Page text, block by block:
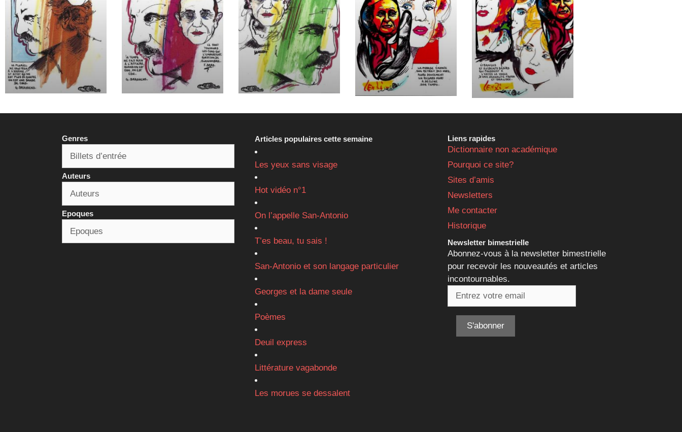
Genres
Auteurs
Epoques
Articles populaires cette semaine
Les yeux sans visage
Hot vidéo n°1
On l’appelle San-Antonio
T’es beau, tu sais !
San-Antonio et son langage particulier
Georges et la dame seule
Poèmes
Deuil express
Littérature vagabonde
Les morues se dessalent
Liens rapides
Dictionnaire non académique
Pourquoi ce site?
Sites d’amis
Newsletters
Me contacter
Historique
Newsletter bimestrielle
Abonnez-vous à la newsletter bimestrielle
pour recevoir les nouveautés et articles
incontournables.